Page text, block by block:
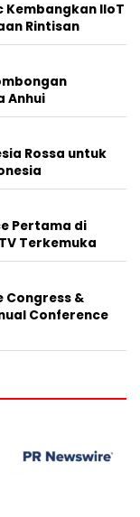
Kembangkan IIoT
Rintisan
Anhui
Rossa untuk
Pertama di
Terkemuka
Congress &
Conference